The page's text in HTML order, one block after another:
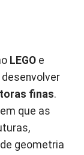
LEGO e
finas.
que as
geometria